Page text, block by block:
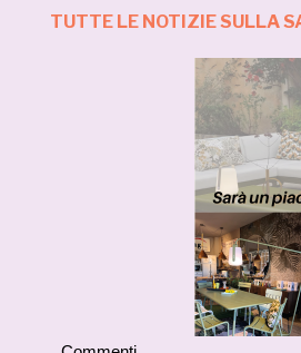
TUTTE LE NOTIZIE SULLA